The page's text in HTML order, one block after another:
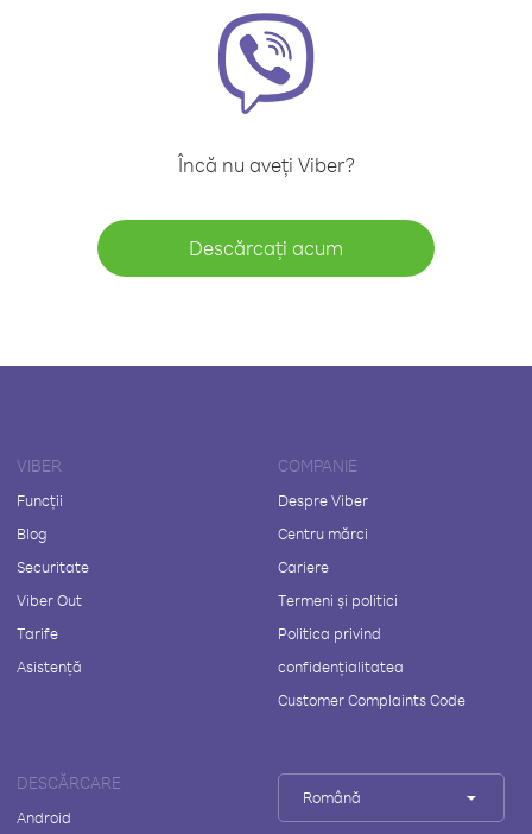
Încă nu aveți Viber?
Descărcați acum
VIBER
Funcții
Blog
Securitate
Viber Out
Tarife
Asistență
COMPANIE
Despre Viber
Centru mărci
Cariere
Termeni și politici
Politica privind
confidențialitatea
Customer Complaints Code
DESCĂRCARE
Android
Română